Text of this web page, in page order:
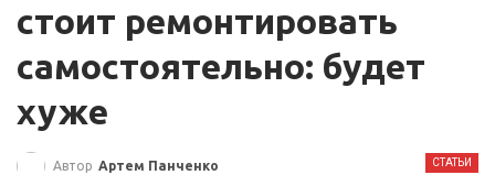
стоит ремонтировать
самостоятельно: будет
хуже
СТАТЬИ
Автор Артем Панченко